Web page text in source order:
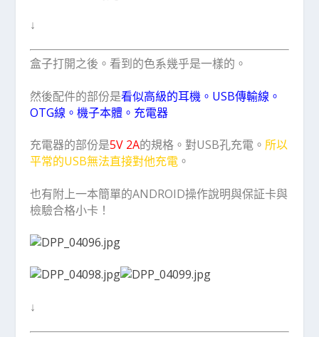
↓
盒子打開之後。看到的色系幾乎是一樣的。
然後配件的部份是看似高級的耳機。USB傳輸線。
OTG線。機子本體。充電器
充電器的部份是5V 2A的規格。對USB孔充電。 所以
平常的USB無法直接對他充電 。
也有附上一本簡單的ANDROID操作說明與保証卡與
檢驗合格小卡！
↓